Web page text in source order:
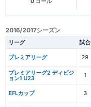
2016/2017シーズン
リーグ 試合
プレミアリーグ 29
プレミアリーグ2 ディビジ
ョン1 U23 1
EFLカップ 3